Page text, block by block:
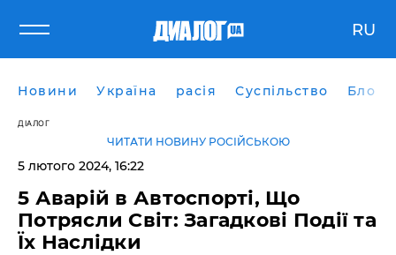
RU
Новини Україна расія Суспільство Блоги
ДІАЛОГ
ЧИТАТИ НОВИНУ РОСІЙСЬКОЮ
5 лютого 2024, 16:22
5 Аварій в Автоспорті, Що
Потрясли Світ: Загадкові Події та
Їх Наслідки